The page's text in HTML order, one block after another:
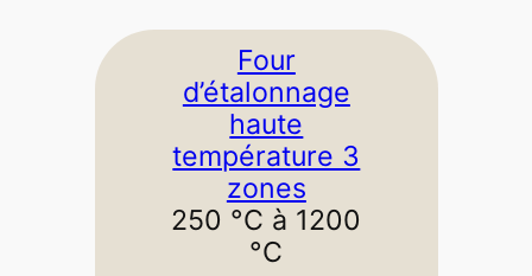
Four
d’étalonnage
haute
température 3
zones
250 °C à 1200
°C